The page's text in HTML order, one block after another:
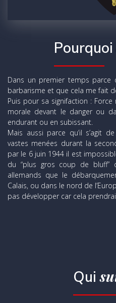
Pourquoi
Dans un premier temps
barbarisme et que cela me fait
Puis pour sa signifaction : Force
morale devant le danger ou
endurant ou en subissant.
Mais aussi parce qu’il s’agit
vastes menées durant la
par le 6 juin 1944 il est
du “plus gros coup de bluff”
allemands que le
Calais, ou dans le nord de
pas développer car cela
Qui